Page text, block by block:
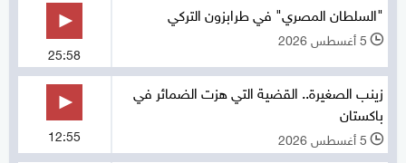
"السلطان المصري" في طرابزون التركي
l 5 أغسطس 2026
25:58
زينب الصغيرة.. القضية التي هزت الضمائر في
باكستان
l 5 أغسطس 2026 12:55